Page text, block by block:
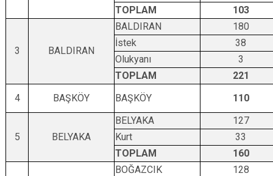
TOPLAM
103
3 BALDIRAN
BALDIRAN
180
İstek
38
Olukyanı
3
TOPLAM
221
4
BAŞKÖY BAŞKÖY 110
5 BELYAKA
BELYAKA
127
Kurt
33
TOPLAM
160
BOĞAZCIK
128